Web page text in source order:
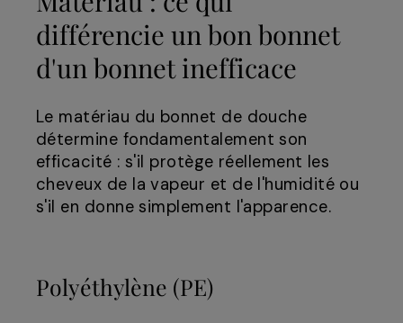
différencie un bon bonnet
d'un bonnet inefficace
Le matériau du bonnet de douche
détermine fondamentalement son
efficacité : s'il protège réellement les
cheveux de la vapeur et de l'humidité ou
s'il en donne simplement l'apparence.
Polyéthylène (PE)